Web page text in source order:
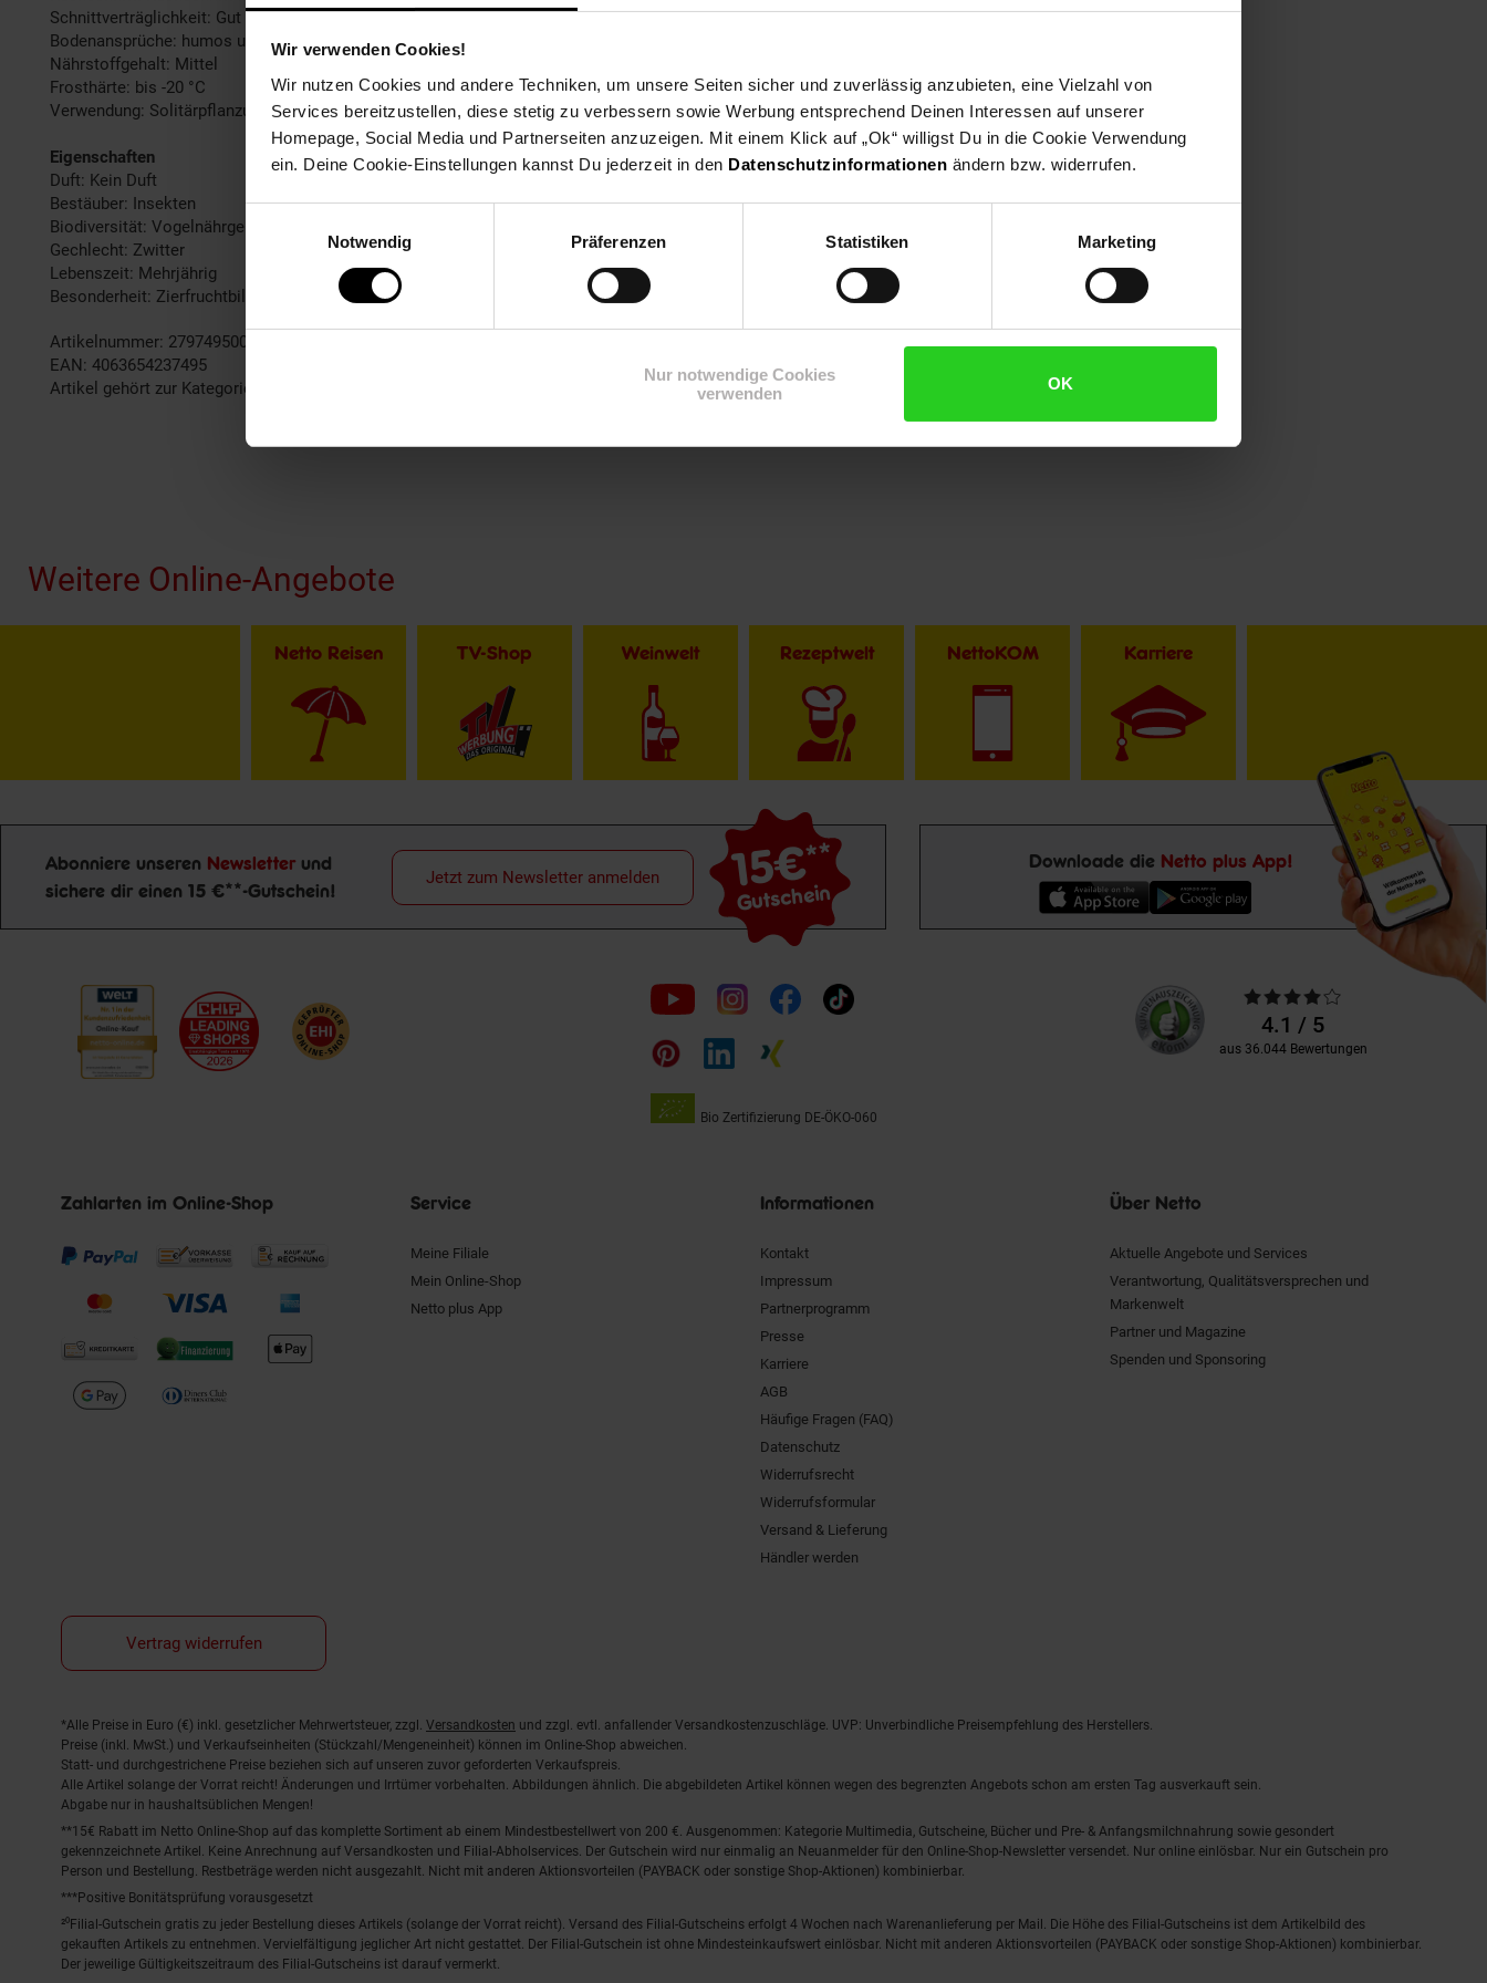
Wir verwenden Cookies!
Wir nutzen Cookies und andere Techniken, um unsere Seiten sicher und zuverlässig anzubieten, eine Vielzahl von
Services bereitzustellen, diese stetig zu verbessern sowie Werbung entsprechend Deinen Interessen auf unserer
Homepage, Social Media und Partnerseiten anzuzeigen. Mit einem Klick auf „Ok“ willigst Du in die Cookie Verwendung
ein. Deine Cookie-Einstellungen kannst Du jederzeit in den Datenschutzinformationen ändern bzw. widerrufen.
Notwendig
Präferenzen Statistiken Marketing
Nur notwendige Cookies
verwenden
OK
Schnittverträglichkeit: Gut
Bodenansprüche: humos und gut durchlässig
Nährstoffgehalt: Mittel
Frosthärte: bis -20 °C
Verwendung: Solitärpflanzung, Ziergehölz, Blütenhecke, Kübelpflanze, Herbstfärbung.
Eigenschaften
Duft: Kein Duft
Bestäuber: Insekten
Biodiversität: Vogelnährgehölz
Gechlecht: Zwitter
Lebenszeit: Mehrjährig
Besonderheit: Zierfruchtbildung
Artikelnummer: 2797495000
EAN: 4063654237495
Artikel gehört zur Kategorie:
Weitere Online-Angebote
Netto Reisen TV-Shop Weinwelt Rezeptwelt NettoKOM Karriere
Newsletter Anmeldung
Abonniere unseren Newsletter und
sichere dir einen 15 €**-Gutschein!
15€**
Gutschein
Jetzt zum Newsletter anmelden
Downloade die Netto plus App!
Folge
uns
auf
Bio Zertifizierung DE-ÖKO-060
Unsere
Kundenbewertungen
Durchschnittliche
Bewertungen4.1 / 5
aus 36.044 Bewertungen
Zahlarten im Online-Shop Service
Meine Filiale
Mein Online-Shop
Netto plus App
Informationen
Kontakt
Impressum
Partnerprogramm
Presse
Karriere
AGB
Häufige Fragen (FAQ)
Datenschutz
Widerrufsrecht
Widerrufsformular
Versand & Lieferung
Händler werden
Über Netto
Aktuelle Angebote und Services
Verantwortung, Qualitätsversprechen und
Markenwelt
Partner und Magazine
Spenden und Sponsoring
Vertrag widerrufen
Fußnoten
*Alle Preise in Euro (€) inkl. gesetzlicher Mehrwertsteuer, zzgl. Versandkosten und zzgl. evtl. anfallender Versandkostenzuschläge. UVP: Unverbindliche Preisempfehlung des Herstellers.
Preise (inkl. MwSt.) und Verkaufseinheiten (Stückzahl/Mengeneinheit) können im Online-Shop abweichen.
Statt- und durchgestrichene Preise beziehen sich auf unseren zuvor geforderten Verkaufspreis.
Alle Artikel solange der Vorrat reicht! Änderungen und Irrtümer vorbehalten. Abbildungen ähnlich. Die abgebildeten Artikel können wegen des begrenzten Angebots schon am ersten Tag ausverkauft sein.
Abgabe nur in haushaltsüblichen Mengen!
**15€ Rabatt im Netto Online-Shop auf das komplette Sortiment ab einem Mindestbestellwert von 200 €. Ausgenommen: Kategorie Multimedia, Gutscheine, Bücher und Pre- & Anfangsmilchnahrung sowie gesondert
gekennzeichnete Artikel. Keine Anrechnung auf Versandkosten und Filial-Abholservices. Der Gutschein wird nur einmalig an Neuanmelder für den Online-Shop-Newsletter versendet. Nur online einlösbar. Nur ein Gutschein pro
Person und Bestellung. Restbeträge werden nicht ausgezahlt. Nicht mit anderen Aktionsvorteilen (PAYBACK oder sonstige Shop-Aktionen) kombinierbar.
***Positive Bonitätsprüfung vorausgesetzt
²⁰Filial-Gutschein gratis zu jeder Bestellung dieses Artikels (solange der Vorrat reicht). Versand des Filial-Gutscheins erfolgt 4 Wochen nach Warenanlieferung per Mail. Die Höhe des Filial-Gutscheins ist dem Artikelbild des
gekauften Artikels zu entnehmen. Vervielfältigung jeglicher Art nicht gestattet. Der Filial-Gutschein ist ohne Mindesteinkaufswert einlösbar. Nicht mit anderen Aktionsvorteilen (PAYBACK oder sonstige Shop-Aktionen) kombinierbar.
Der jeweilige Gültigkeitszeitraum des Filial-Gutscheins ist darauf vermerkt.